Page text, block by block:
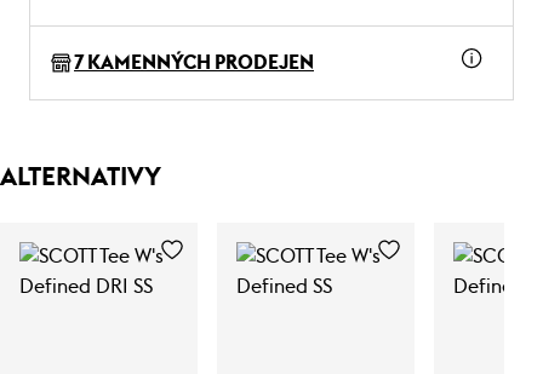
7 KAMENNÝCH PRODEJEN
ALTERNATIVY